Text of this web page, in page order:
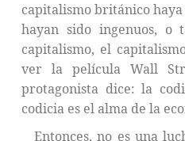
capitalismo británico
hayan sido ingenuos, o
capitalismo, el
ver la película Wall
protagonista dice: la
codicia es el alma de la
Entonces, no es una